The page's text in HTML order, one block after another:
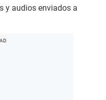
y audios enviados a